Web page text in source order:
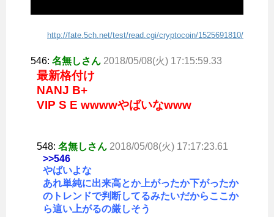
http://fate.5ch.net/test/read.cgi/cryptocoin/1525691810/
546: 名無しさん 2018/05/08(火) 17:15:59.33
最新格付け
NANJ B+
VIP S E wwwwやばいなwww
548: 名無しさん 2018/05/08(火) 17:17:23.61
>>546
やばいよな
あれ単純に出来高とか上がったか下がったか
のトレンドで判断してるみたいだからここか
ら這い上がるの厳しそう